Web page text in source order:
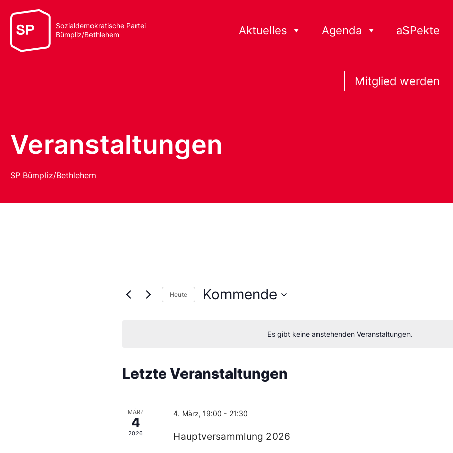
Sozialdemokratische Partei
Bümpliz/Bethlehem
Aktuelles Agenda aSPekte
Mitglied werden
Veranstaltungen
SP Bümpliz/Bethlehem
Es gibt keine anstehenden Veranstaltungen.
Heute Kommende
Letzte Veranstaltungen
MÄRZ
4
2026
4. März, 19:00 - 21:30
Hauptversammlung 2026